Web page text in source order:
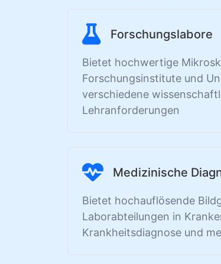
Forschungslabore
Bietet hochwertige
Forschungsinstitute und
verschiedene
Lehranforderungen
Medizinische
Bietet hochauflösende
Laborabteilungen in
Krankheitsdiagnose und